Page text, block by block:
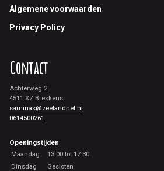
Footer
Algemene voorwaarden
Privacy Policy
Contact
Achterweg 2
4511 XZ Breskens
saminas@zeelandnet.nl
0614500261
Openingstijden
Maandag
13.00 tot 17.30
Dinsdag
Gesloten